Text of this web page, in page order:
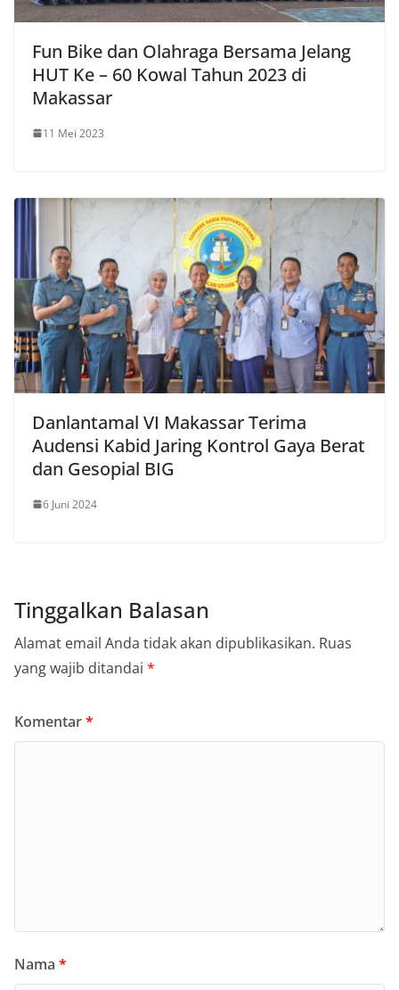
Fun Bike dan Olahraga Bersama Jelang
HUT Ke – 60 Kowal Tahun 2023 di
Makassar
11 Mei 2023
Danlantamal VI Makassar Terima
Audensi Kabid Jaring Kontrol Gaya Berat
dan Gesopial BIG
6 Juni 2024
Tinggalkan Balasan
Alamat email Anda tidak akan dipublikasikan. Ruas
yang wajib ditandai *
Komentar*
Nama *